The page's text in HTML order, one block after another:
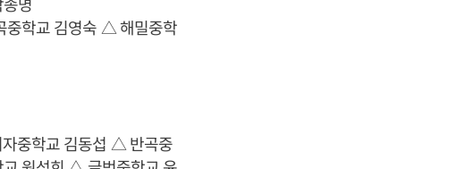
학교 김영숙 △ 해밀중학
중학교 김동섭 △ 반곡중